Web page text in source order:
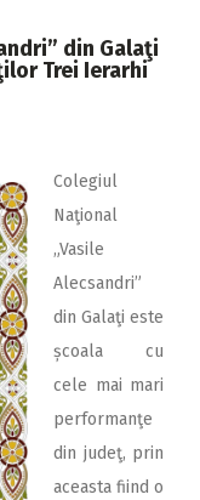
din Galaţi
Trei Ierarhi
Colegiul
Naţional
„Vasile
Alecsandri”
din Galaţi este
școala cu
cele mai mari
performanţe
din judeţ, prin
aceasta fiind o